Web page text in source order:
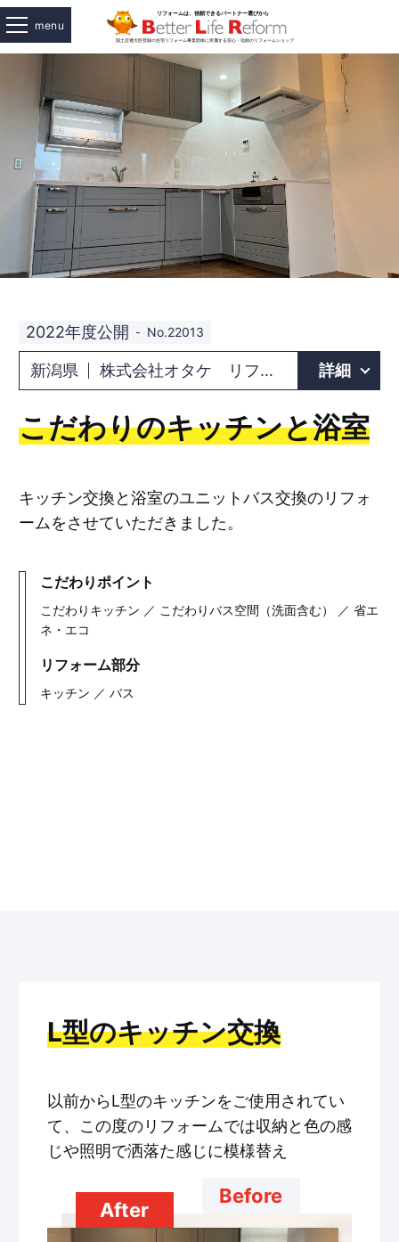
menu
2022年度公開 No.22013
新潟県 株式会社オタケ リフォームアウトレット上越店 詳細
こだわりのキッチンと浴室
キッチン交換と浴室のユニットバス交換のリフォ
ームをさせていただきました。
こだわりポイント
こだわりキッチン ／ こだわりバス空間（洗面含む） ／ 省エ
ネ・エコ
リフォーム部分
キッチン ／ バス
L型のキッチン交換
以前からL型のキッチンをご使用されてい
て、この度のリフォームでは収納と色の感
じや照明で洒落た感じに模様替え
Before
After